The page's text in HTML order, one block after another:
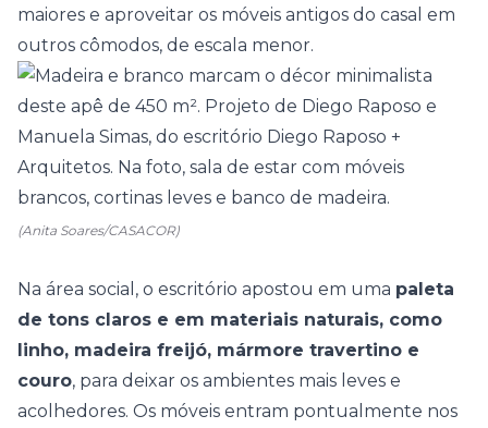
maiores e aproveitar os móveis antigos do casal em
outros cômodos, de escala menor.
(Anita Soares/CASACOR)
Na área social, o escritório apostou em uma paleta
de tons claros e em materiais naturais, como
linho, madeira freijó, mármore travertino e
couro, para deixar os ambientes mais leves e
acolhedores. Os móveis entram pontualmente nos